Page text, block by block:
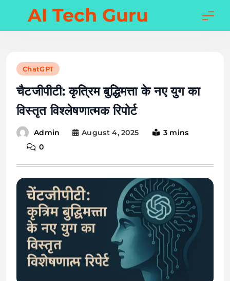
content
AI Tech Guru
ChatGPT
चैटजीपीटी: कृत्रिम बुद्धिमत्ता के नए युग का
विस्तृत विश्लेषणात्मक रिपोर्ट
Admin August 4, 2025
3 mins
0